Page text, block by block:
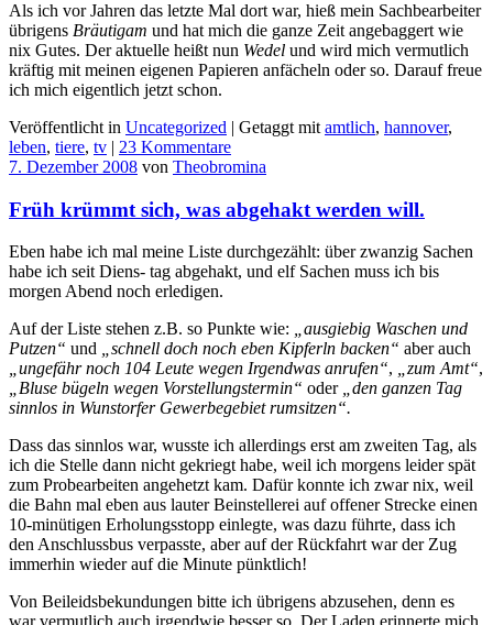
Als ich vor Jahren das letzte Mal dort war, hieß mein Sachbearbeiter
übrigens Bräutigam und hat mich die ganze Zeit angebaggert wie
nix Gutes. Der aktuelle heißt nun Wedel und wird mich vermutlich
kräftig mit meinen eigenen Papieren anfächeln oder so. Darauf freue
ich mich eigentlich jetzt schon.
Veröffentlicht in Uncategorized | Getaggt mit amtlich, hannover,
leben, tiere, tv | 23 Kommentare
7. Dezember 2008 von Theobromina
Früh krümmt sich, was abgehakt werden will.
Eben habe ich mal meine Liste durchgezählt: über zwanzig Sachen
habe ich seit Diens- tag abgehakt, und elf Sachen muss ich bis
morgen Abend noch erledigen.
Auf der Liste stehen z.B. so Punkte wie: „ausgiebig Waschen und
Putzen“ und „schnell doch noch eben Kipferln backen“ aber auch
„ungefähr noch 104 Leute wegen Irgendwas anrufen“, „zum Amt“,
„Bluse bügeln wegen Vorstellungstermin“ oder „den ganzen Tag
sinnlos in Wunstorfer Gewerbegebiet rumsitzen“.
Dass das sinnlos war, wusste ich allerdings erst am zweiten Tag, als
ich die Stelle dann nicht gekriegt habe, weil ich morgens leider spät
zum Probearbeiten angehetzt kam. Dafür konnte ich zwar nix, weil
die Bahn mal eben aus lauter Beinstellerei auf offener Strecke einen
10-minütigen Erholungsstopp einlegte, was dazu führte, dass ich
den Anschlussbus verpasste, aber auf der Rückfahrt war der Zug
immerhin wieder auf die Minute pünktlich!
Von Beileidsbekundungen bitte ich übrigens abzusehen, denn es